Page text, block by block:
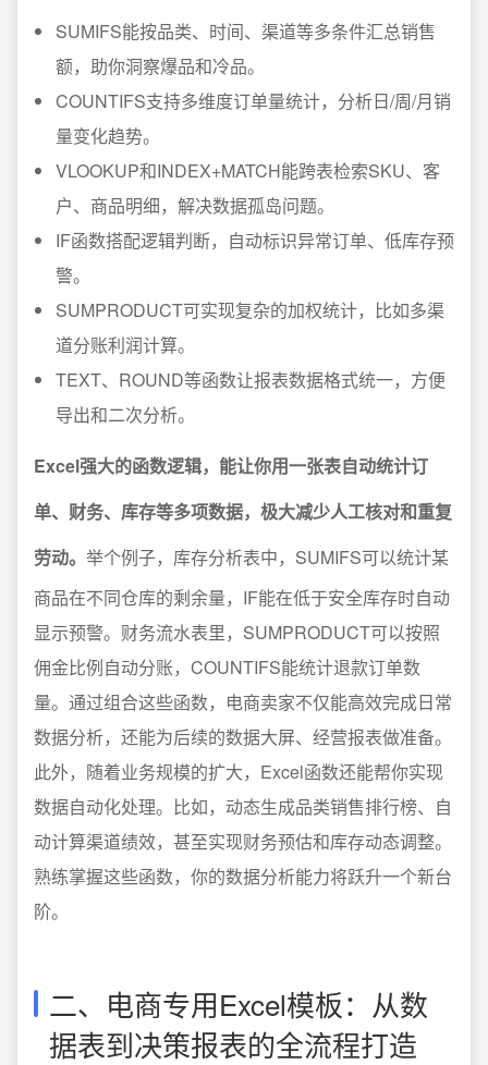
SUMIFS能按品类、时间、渠道等多条件汇总销售
额，助你洞察爆品和冷品。
COUNTIFS支持多维度订单量统计，分析日/周/月销
量变化趋势。
VLOOKUP和INDEX+MATCH能跨表检索SKU、客
户、商品明细，解决数据孤岛问题。
IF函数搭配逻辑判断，自动标识异常订单、低库存预
警。
SUMPRODUCT可实现复杂的加权统计，比如多渠
道分账利润计算。
TEXT、ROUND等函数让报表数据格式统一，方便
导出和二次分析。
Excel强大的函数逻辑，能让你用一张表自动统计订
单、财务、库存等多项数据，极大减少人工核对和重复
劳动。 举个例子，库存分析表中，SUMIFS可以统计某
商品在不同仓库的剩余量，IF能在低于安全库存时自动
显示预警。财务流水表里，SUMPRODUCT可以按照
佣金比例自动分账，COUNTIFS能统计退款订单数
量。通过组合这些函数，电商卖家不仅能高效完成日常
数据分析，还能为后续的数据大屏、经营报表做准备。
此外，随着业务规模的扩大，Excel函数还能帮你实现
数据自动化处理。比如，动态生成品类销售排行榜、自
动计算渠道绩效，甚至实现财务预估和库存动态调整。
熟练掌握这些函数，你的数据分析能力将跃升一个新台
阶。
二、电商专用Excel模板：从数
据表到决策报表的全流程打造